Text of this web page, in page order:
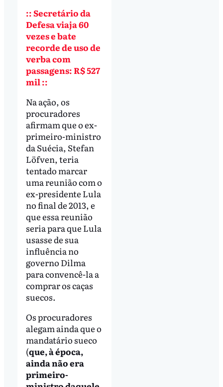
:: Secretário da
Defesa viaja 60
vezes e bate
recorde de uso de
verba com
passagens: R$ 527
mil ::
Na ação, os
procuradores
afirmam que o ex-
primeiro-ministro
da Suécia, Stefan
Löfven, teria
tentado marcar
uma reunião com o
ex-presidente Lula
no final de 2013, e
que essa reunião
seria para que Lula
usasse de sua
influência no
governo Dilma
para convencê-la a
comprar os caças
suecos.
Os procuradores
alegam ainda que o
mandatário sueco
(que, à época,
ainda não era
primeiro-